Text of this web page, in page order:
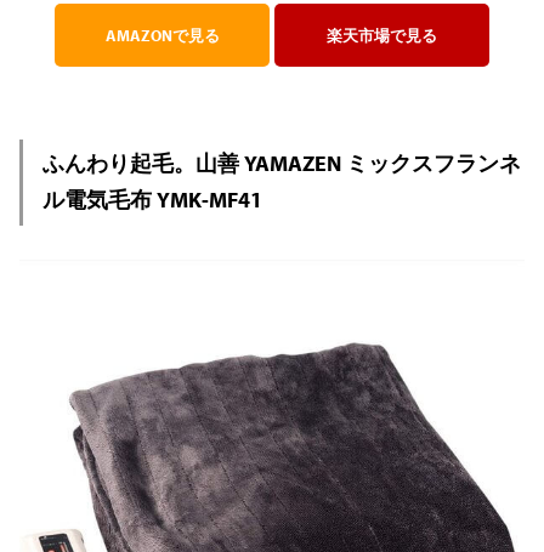
AMAZONで見る 楽天市場で見る
ふんわり起毛。山善 YAMAZEN ミックスフランネ
ル電気毛布 YMK-MF41